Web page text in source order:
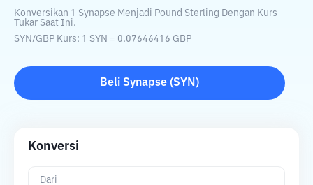
Konversikan 1 Synapse Menjadi Pound Sterling Dengan Kurs
Tukar Saat Ini.
SYN/GBP Kurs: 1 SYN = 0.07646416 GBP
Beli Synapse (SYN )
Konversi
Dari